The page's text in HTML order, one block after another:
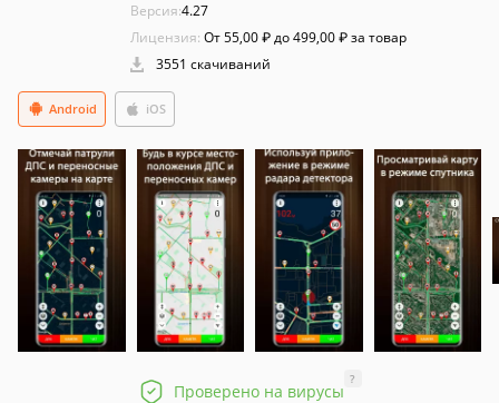
Версия:4.27
Лицензия: От 55,00 ₽ до 499,00 ₽ за товар
3551 скачиваний
Android iOS
Проверено на вирусы
?